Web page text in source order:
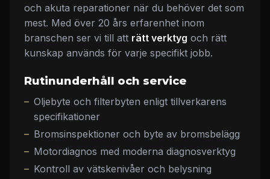
och akuta reparationer när du behöver det som
mest. Med över 20 års erfarenhet inom
branschen ser vi till att rätt verktyg och rätt
kunskap används för varje specifikt jobb.
Rutinunderhåll och service
Oljebyte och filterbyten enligt tillverkarens
specifikationer
Bromsinspektioner och byte av bromsbelägg
Motordiagnos med moderna diagnosverktyg
Kontroll av vätskenivåer och belysning